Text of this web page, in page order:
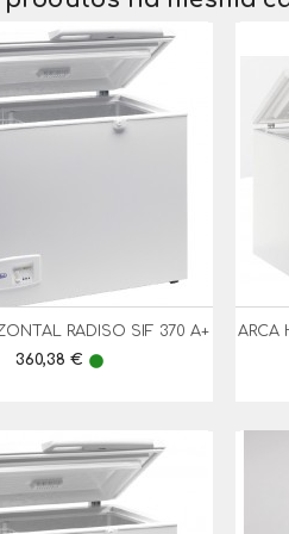
RADISO SIF 370 A+
Preço
360,38 € lens
Vista Rápida
ARCA